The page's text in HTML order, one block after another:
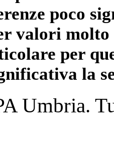
poco
valori
per
la
Umbria.